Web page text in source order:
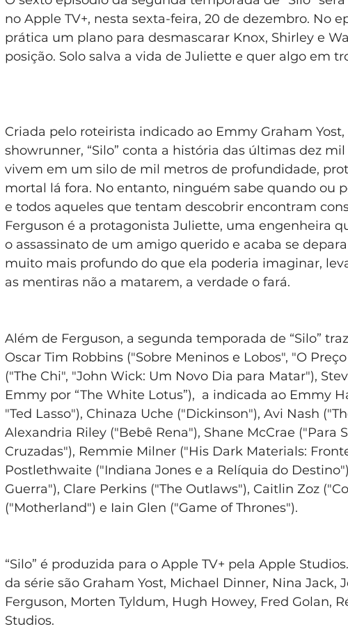
no Apple TV+, nesta sexta-feira, 20 de dezembro. No
prática um plano para desmascarar Knox, Shirley e
posição. Solo salva a vida de Juliette e quer algo em
Criada pelo roteirista indicado ao Emmy Graham
showrunner, “Silo” conta a história das últimas dez mil
vivem em um silo de mil metros de profundidade,
mortal lá fora. No entanto, ninguém sabe quando ou
e todos aqueles que tentam descobrir encontram
Ferguson é a protagonista Juliette, uma engenheira
o assassinato de um amigo querido e acaba se
muito mais profundo do que ela poderia imaginar,
as mentiras não a matarem, a verdade o fará.
Além de Ferguson, a segunda temporada de “Silo”
Oscar Tim Robbins ("Sobre Meninos e Lobos", "O
("The Chi", "John Wick: Um Novo Dia para Matar"),
Emmy por “The White Lotus”),  a indicada ao Emmy
"Ted Lasso"), Chinaza Uche ("Dickinson"), Avi Nash
Alexandria Riley ("Bebê Rena"), Shane McCrae ("Para
Cruzadas"), Remmie Milner ("His Dark Materials:
Postlethwaite ("Indiana Jones e a Relíquia do
Guerra"), Clare Perkins ("The Outlaws"), Caitlin Zoz
("Motherland") e Iain Glen ("Game of Thrones").
“Silo” é produzida para o Apple TV+ pela Apple
da série são Graham Yost, Michael Dinner, Nina Jack,
Ferguson, Morten Tyldum, Hugh Howey, Fred Golan,
Studios.